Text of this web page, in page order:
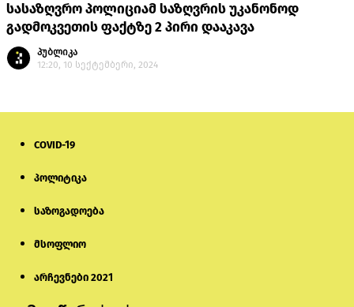
სასაზღვრო პოლიციამ საზღვრის უკანონოდ
გადმოკვეთის ფაქტზე 2 პირი დააკავა
პუბლიკა
12:20, 10 სექტემბერი, 2024
COVID-19
პოლიტიკა
საზოგადოება
მსოფლიო
არჩევნები 2021